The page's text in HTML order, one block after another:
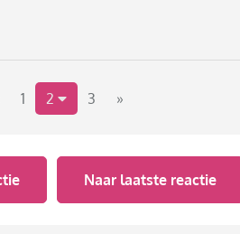
ben die dit doet (al heb ik er
Hoeveel tabbladen staan er bij jou
1 2 3 »
Naar laatste reactie